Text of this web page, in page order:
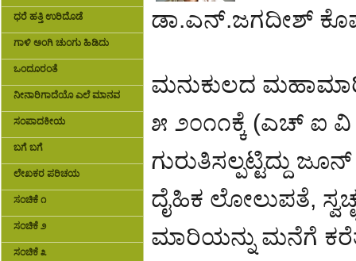
ಧರೆ ಹತ್ತಿ ಉರಿದೊಡೆ
ಗಾಳಿ ಅಂಗಿ ಚುಂಗು ಹಿಡಿದು
ಒಂದೂರಂತೆ
ನೀನಾರಿಗಾದೆಯೊ ಎಲೆ ಮಾನವ
ಸಂಪಾದಕೀಯ
ಬಗೆ ಬಗೆ
ಲೇಖಕರ ಪರಿಚಯ
ಸಂಚಿಕೆ ೧
ಸಂಚಿಕೆ ೨
ಸಂಚಿಕೆ ೩
ಡಾ.ಎನ್.ಜಗದೀಶ್
ಮನುಕುಲದ
೫ ೨೦೧೧ಕ್ಕೆ (ಎಚ್ ಐ
ಗುರುತಿಸಲ್ಪಟ್ಟಿದ್ದು
ದೈಹಿಕ ಲೋಲುಪತೆ,
ಮಾರಿಯನ್ನು ಮನೆಗೆ